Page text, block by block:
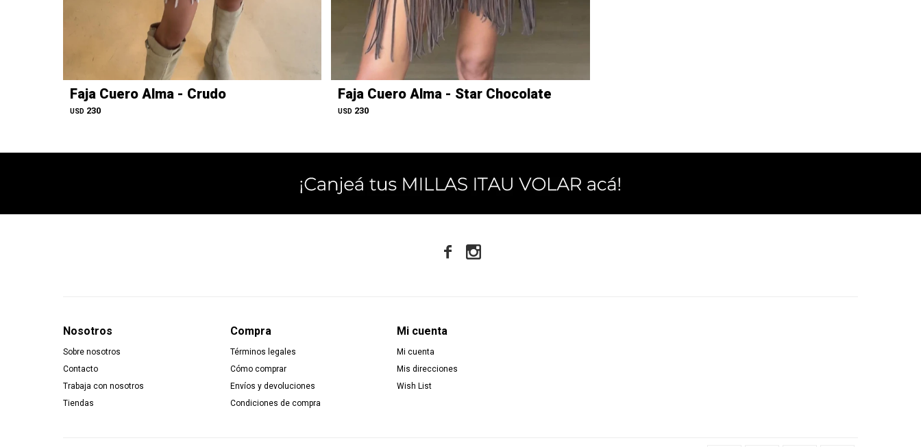
Faja Cuero Alma - Crudo
USD 230
Faja Cuero Alma - Star Chocolate
USD 230
Nosotros
Sobre nosotros
Contacto
Trabaja con nosotros
Tiendas
Compra
Términos legales
Cómo comprar
Envíos y devoluciones
Condiciones de compra
Mi cuenta
Mi cuenta
Mis direcciones
Wish List
 